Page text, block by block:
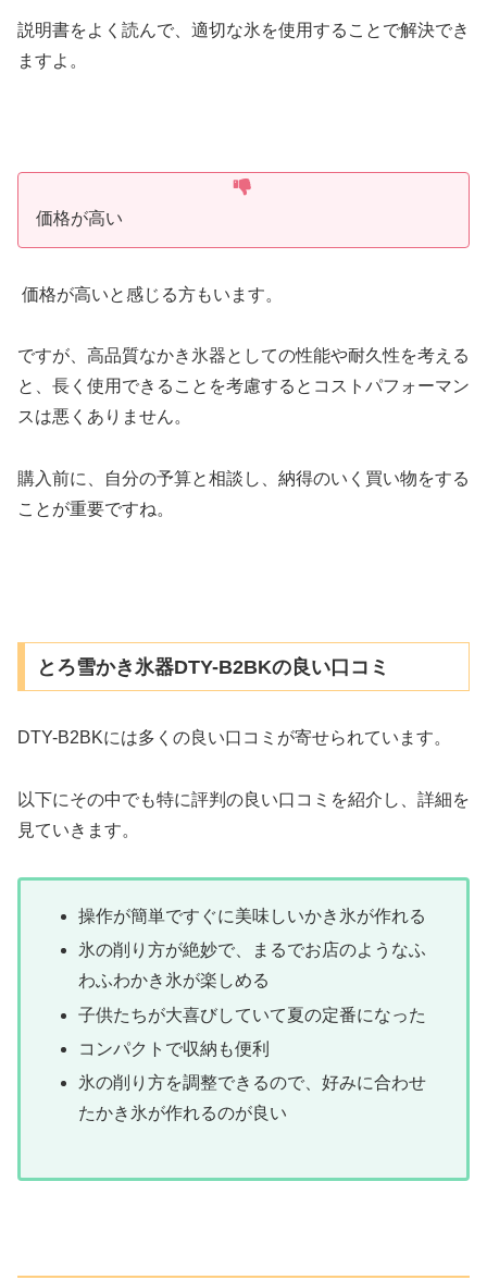
説明書をよく読んで、適切な氷を使用することで解決でき
ますよ。
価格が高い
価格が高いと感じる方もいます。
ですが、高品質なかき氷器としての性能や耐久性を考える
と、長く使用できることを考慮するとコストパフォーマン
スは悪くありません。
購入前に、自分の予算と相談し、納得のいく買い物をする
ことが重要ですね。
とろ雪かき氷器DTY-B2BKの良い口コミ
DTY-B2BKには多くの良い口コミが寄せられています。
以下にその中でも特に評判の良い口コミを紹介し、詳細を
見ていきます。
操作が簡単ですぐに美味しいかき氷が作れる
氷の削り方が絶妙で、まるでお店のようなふ
わふわかき氷が楽しめる
子供たちが大喜びしていて夏の定番になった
コンパクトで収納も便利
氷の削り方を調整できるので、好みに合わせ
たかき氷が作れるのが良い